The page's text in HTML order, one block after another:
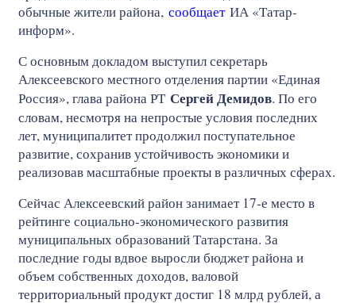
обычные жители района, сообщаетИА «Татар-
информ».
С основным докладом выступил секретарь
Алексеевского местного отделения партии «Единая
Россия», глава района РТ Сергей Демидов. По его
словам, несмотря на непростые условия последних
лет, муниципалитет продолжил поступательное
развитие, сохранив устойчивость экономики и
реализовав масштабные проекты в различных сферах.
Сейчас Алексеевский район занимает 17-е место в
рейтинге социально-экономического развития
муниципальных образований Татарстана. За
последние годы вдвое выросли бюджет района и
объем собственных доходов, валовой
территориальный продукт достиг 18 млрд рублей, а